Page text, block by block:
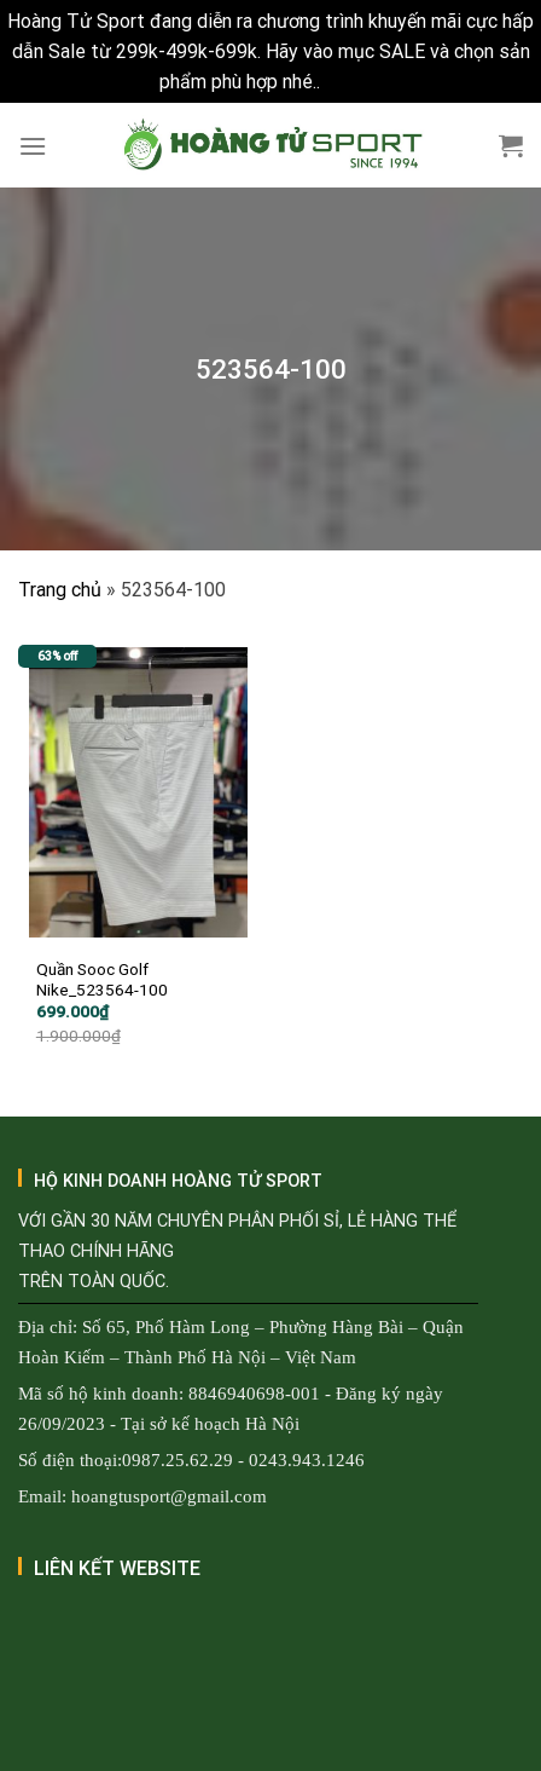
Hoàng Tử Sport đang diễn ra chương trình khuyến mãi cực hấp
dẫn Sale từ 299k-499k-699k. Hãy vào mục SALE và chọn sản
phẩm phù hợp nhé..
523564-100
Trang chủ » 523564-100
63% off
Quần Sooc Golf
Nike_523564-100
1.900.000₫
Giá
là:
699.000₫
Giá
tại
HỘ KINH DOANH HOÀNG TỬ SPORT
VỚI GẦN 30 NĂM CHUYÊN PHÂN PHỐI SỈ, LẺ HÀNG THỂ
THAO CHÍNH HÃNG
TRÊN TOÀN QUỐC.
Địa chỉ: Số 65, Phố Hàm Long – Phường Hàng Bài – Quận
Hoàn Kiếm – Thành Phố Hà Nội – Việt Nam
Mã số hộ kinh doanh: 8846940698-001 - Đăng ký ngày
26/09/2023 - Tại sở kế hoạch Hà Nội
Số điện thoại:0987.25.62.29 - 0243.943.1246
Email: hoangtusport@gmail.com
LIÊN KẾT WEBSITE